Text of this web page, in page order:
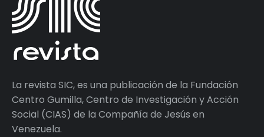
La revista SIC, es una publicación de la Fundación
Centro Gumilla, Centro de Investigación y Acción
Social (CIAS) de la Compañía de Jesús en
Venezuela.